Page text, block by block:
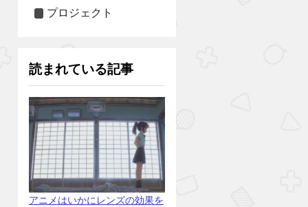
プロジェクト
読まれている記事
アニメはいかにレンズの効果を